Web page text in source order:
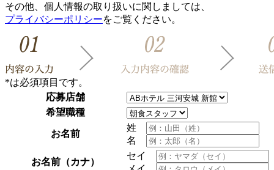
その他、個人情報の取り扱いに関しましては、
プライバシーポリシーをご覧ください。
*は必須項目です。
応募店舗
希望職種
お名前
姓
名
お名前（カナ）
セイ